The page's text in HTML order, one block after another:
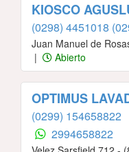
KIOSCO
(0298) 4451018
Juan Manuel de
|
Abierto
OPTIMUS
(0299) 154658822
2994658822